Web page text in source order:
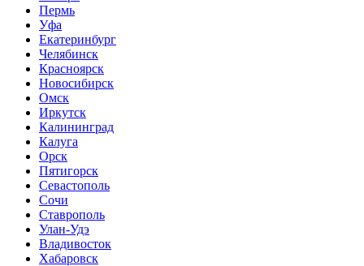
Пермь
Уфа
Екатеринбург
Челябинск
Красноярск
Новосибирск
Омск
Иркутск
Калининград
Калуга
Орск
Пятигорск
Севастополь
Сочи
Ставрополь
Улан-Удэ
Владивосток
Хабаровск